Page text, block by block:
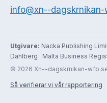
info@xn--dagskrnikan-
Utgivare: Nacka Publishing
Dahlberg · Malta Business
© 2026 Xn--dagskrnikan-wfb.se
Så verifierar vi vår rapportering